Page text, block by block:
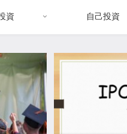
資 自己投資